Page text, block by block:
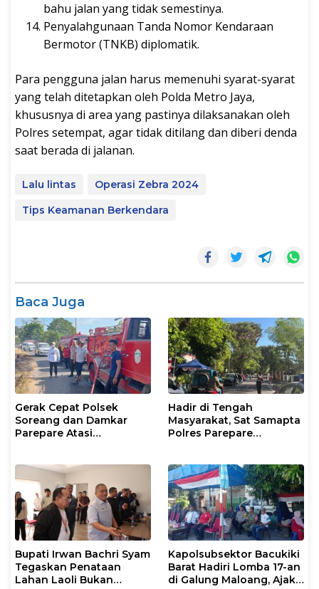
bahu jalan yang tidak semestinya.
Penyalahgunaan Tanda Nomor Kendaraan
Bermotor (TNKB) diplomatik.
Para pengguna jalan harus memenuhi syarat-syarat
yang telah ditetapkan oleh Polda Metro Jaya,
khususnya di area yang pastinya dilaksanakan oleh
Polres setempat, agar tidak ditilang dan diberi denda
saat berada di jalanan.
Lalu lintas
Operasi Zebra 2024
Tips Keamanan Berkendara
Baca Juga
Gerak Cepat Polsek
Soreang dan Damkar
Parepare Atasi
Hadir di Tengah
Masyarakat, Sat Samapta
Polres Parepare
Bupati Irwan Bachri Syam
Tegaskan Penataan
Lahan Laoli Bukan
Kapolsubsektor Bacukiki
Barat Hadiri Lomba 17-an
di Galung Maloang, Ajak